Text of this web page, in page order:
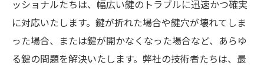
ッショナルたちは、幅広い鍵のトラブルに迅速かつ確実
に対応いたします。鍵が折れた場合や鍵穴が壊れてしま
った場合、または鍵が開かなくなった場合など、あらゆ
る鍵の問題を解決いたします。弊社の技術者たちは、最